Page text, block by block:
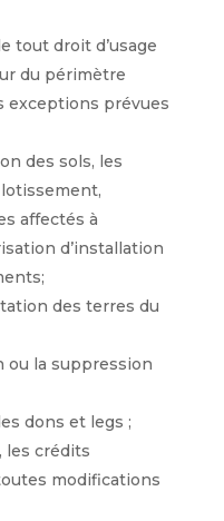
tout droit d’usage
du périmètre
exceptions prévues
des sols, les
affectés à
d’installation
des terres du
ou la suppression
dons et legs ;
les crédits
modifications